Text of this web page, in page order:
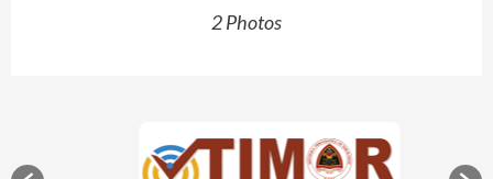
2 Photos